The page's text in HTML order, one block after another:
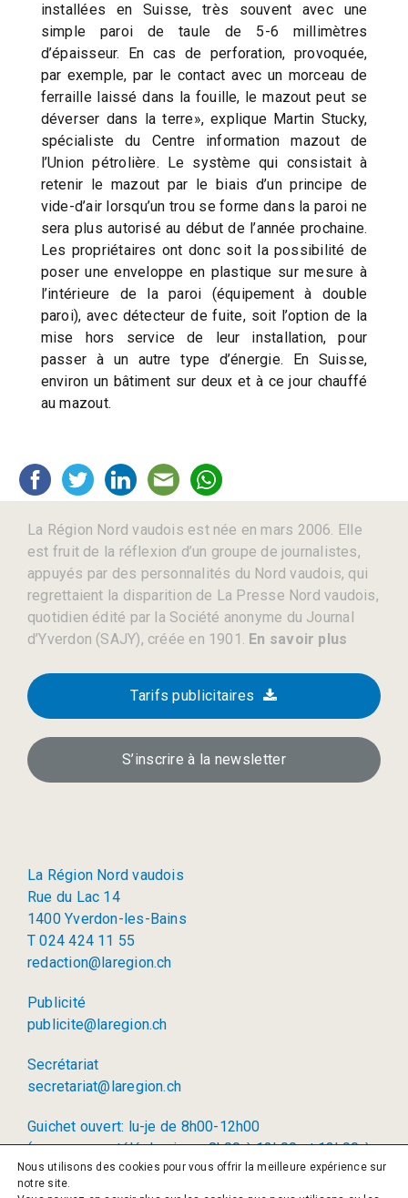
installées en Suisse, très souvent avec une
simple paroi de taule de 5-6 millimètres
d’épaisseur. En cas de perforation, provoquée,
par exemple, par le contact avec un morceau de
ferraille laissé dans la fouille, le mazout peut se
déverser dans la terre», explique Martin Stucky,
spécialiste du Centre information mazout de
l’Union pétrolière. Le système qui consistait à
retenir le mazout par le biais d’un principe de
vide-d’air lorsqu’un trou se forme dans la paroi ne
sera plus autorisé au début de l’année prochaine.
Les propriétaires ont donc soit la possibilité de
poser une enveloppe en plastique sur mesure à
l’intérieure de la paroi (équipement à double
paroi), avec détecteur de fuite, soit l’option de la
mise hors service de leur installation, pour
passer à un autre type d’énergie. En Suisse,
environ un bâtiment sur deux et à ce jour chauffé
au mazout.
La Région Nord vaudois est née en mars 2006. Elle
est fruit de la réflexion d’un groupe de journalistes,
appuyés par des personnalités du Nord vaudois, qui
regrettaient la disparition de La Presse Nord vaudois,
quotidien édité par la Société anonyme du Journal
d’Yverdon (SAJY), créée en 1901. En savoir plus
Tarifs publicitaires
S’inscrire à la newsletter
La Région Nord vaudois
Rue du Lac 14
1400 Yverdon-les-Bains
T 024 424 11 55
redaction@laregion.ch
Publicité
publicite@laregion.ch
Secrétariat
secretariat@laregion.ch
Guichet ouvert: lu-je de 8h00-12h00
(permanence téléphonique: 8h00 à 12h00 et 13h00 à
17h00)
Nous utilisons des cookies pour vous offrir la meilleure expérience sur
notre site.